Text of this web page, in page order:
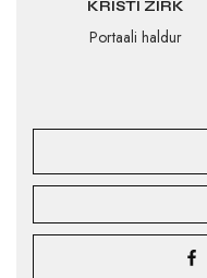
KRISTI ZIRK
Portaali haldur